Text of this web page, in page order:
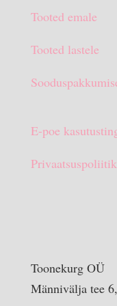
€15.90.
Tooted emale
Tooted lastele
E-poe
Toonekurg OÜ
Männivälja tee